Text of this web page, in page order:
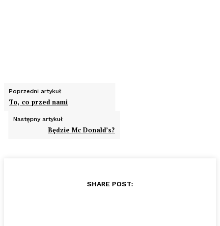
Poprzedni artykuł
To, co przed nami
Następny artykuł
Będzie Mc Donald’s?
SHARE POST: